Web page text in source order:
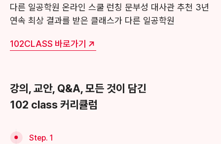
다른 일공학원 온라인 스쿨 런칭 문부성 대사관 추천 3년
연속 최상 결과를 받은 클래스가 다른 일공학원
102CLASS 바로가기
강의, 교안, Q&A, 모든 것이 담긴
102 class 커리큘럼
Step. 1